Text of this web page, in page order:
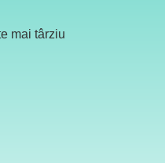
mai târziu